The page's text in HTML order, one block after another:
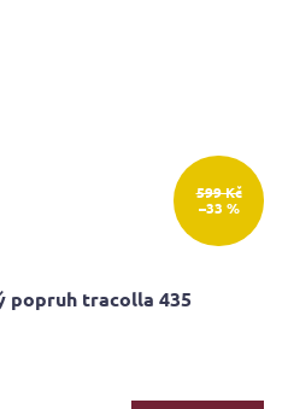
599 Kč
–33 %
popruh tracolla 435